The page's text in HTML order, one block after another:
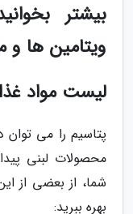
بیشتر
ویتامین ها و
لیست مواد
پتاسیم را می
محصولات لبنی
شما، از بعضی از
بهره ببرید: